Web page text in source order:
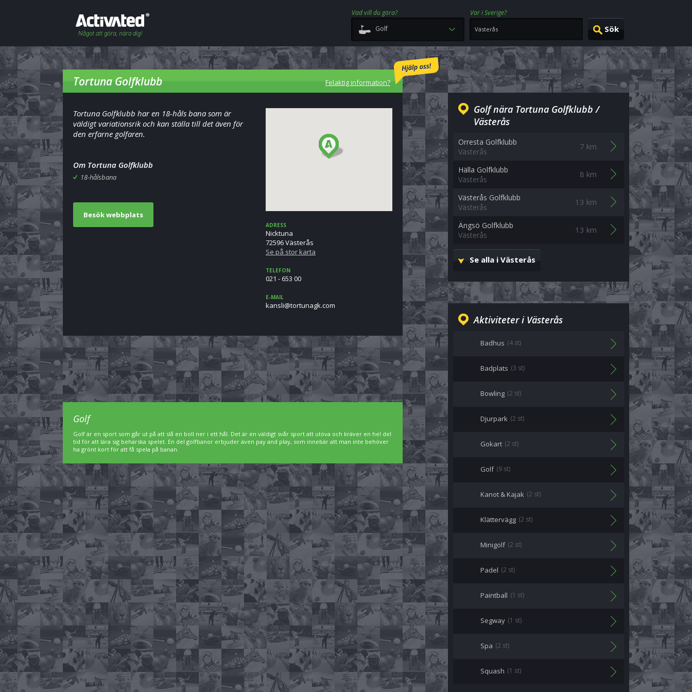
Vad vill du göra?
Var i Sverige?
Golf
Tortuna Golfklubb Felaktig information?
Tortuna Golfklubb har en 18-håls bana som är
väldigt variationsrik och kan ställa till det även för
den erfarne golfaren.
Om Tortuna Golfklubb
18-hålsbana
Besök webbplats
ADRESS
Nicktuna
72596 Västerås
Se på stor karta
TELEFON
021 - 653 00
E-MAIL
moc.kganutrot@ilsnak
Golf nära Tortuna Golfklubb /
Västerås
Orresta Golfklubb
Västerås
7 km
Hälla Golfklubb
Västerås
8 km
Västerås Golfklubb
Västerås
13 km
Ängsö Golfklubb
Västerås
13 km
Se alla i Västerås
Aktiviteter i Västerås
Badhus (4 st)
Badplats (3 st)
Bowling (2 st)
Djurpark (2 st)
Gokart (2 st)
Golf (9 st)
Kanot & Kajak (2 st)
Klättervägg (2 st)
Minigolf (2 st)
Padel (2 st)
Paintball (1 st)
Segway (1 st)
Spa (2 st)
Squash (1 st)
Golf
Golf är en sport som går ut på att slå en boll ner i ett hål. Det är en väldigt svår sport att utöva och kräver en hel del
tid för att lära sig behärska spelet. En del golfbanor erbjuder även pay and play, som innebär att man inte behöver
ha grönt kort för att få spela på banan.